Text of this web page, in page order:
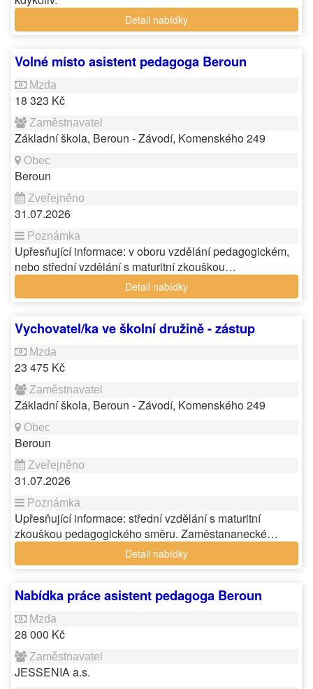
Detail nabídky
Volné místo asistent pedagoga Beroun
18 323 Kč
Základní škola, Beroun - Závodí, Komenského 249
Beroun
31.07.2026
Upřesňující informace: v oboru vzdělání pedagogickém,
nebo střední vzdělání s maturitní zkouškou…
Detail nabídky
Vychovatel/ka ve školní družině - zástup
23 475 Kč
Základní škola, Beroun - Závodí, Komenského 249
Beroun
31.07.2026
Upřesňující informace: střední vzdělání s maturitní
zkouškou pedagogického směru. Zaměstananecké…
Detail nabídky
Nabídka práce asistent pedagoga Beroun
28 000 Kč
JESSENIA a.s.